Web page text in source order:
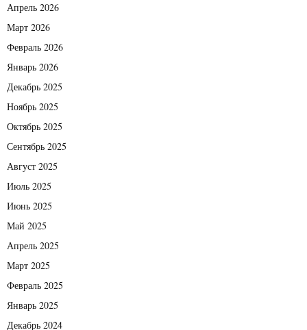
Апрель 2026
Март 2026
Февраль 2026
Январь 2026
Декабрь 2025
Ноябрь 2025
Октябрь 2025
Сентябрь 2025
Август 2025
Июль 2025
Июнь 2025
Май 2025
Апрель 2025
Март 2025
Февраль 2025
Январь 2025
Декабрь 2024